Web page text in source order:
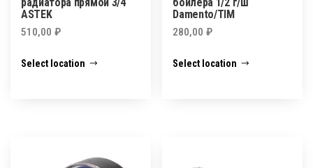
ASTEK
510,00 ₽
Select location
Damento/TIM
280,00₽
Select location